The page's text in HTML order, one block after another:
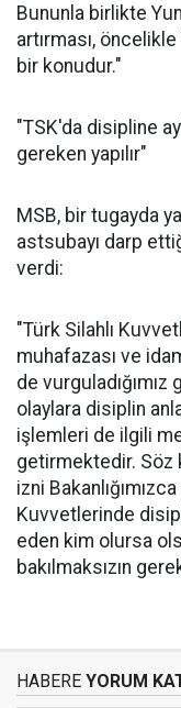
Bununla birlikte
artırması,
bir konudur."
"TSK'da disipline
gereken yapılır"
MSB, bir tugayda
astsubayı darp
verdi:
"Türk Silahlı
muhafazası ve
de
olaylara disiplin
işlemleri de ilgili
getirmektedir. Söz
izni
Kuvvetlerinde
eden kim olursa
bakılmaksızın
HABERE YORUM